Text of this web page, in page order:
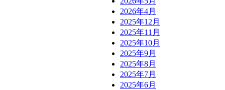
2026年4月
2025年12月
2025年11月
2025年10月
2025年9月
2025年8月
2025年7月
2025年6月